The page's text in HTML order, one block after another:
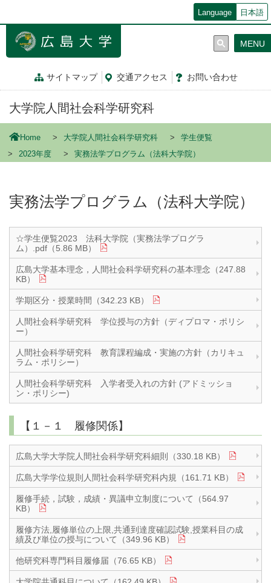
ン
Language 日本語
サイトマップ 交通アクセス お問い合わせ
MENU
大学院人間社会科学研究科
Home 大学院人間社会科学研究科
学生便覧
2023年度
実務法学プログラム（法科大学院）
実務法学プログラム（法科大学院）
☆学生便覧2023 法科大学院（実務法学プログラ
ム）.pdf（5.86 MB）
広島大学基本理念，人間社会科学研究科の基本理念（247.88
KB）
学期区分・授業時間（342.23 KB）
人間社会科学研究科 学位授与の方針（ディプロマ・ポリシ
ー）
人間社会科学研究科 教育課程編成・実施の方針（カリキュ
ラム・ポリシー）
人間社会科学研究科 入学者受入れの方針 (アドミッショ
ン・ポリシー)
【１－１ 履修関係】
広島大学大学院人間社会科学研究科細則（330.18 KB）
広島大学学位規則人間社会科学研究科内規（161.71 KB）
履修手続，試験，成績・異議申立制度について（564.97
KB）
履修方法,履修単位の上限,共通到達度確認試験,授業科目の成
績及び単位の授与について（349.96 KB）
他研究科専門科目履修届（76.65 KB）